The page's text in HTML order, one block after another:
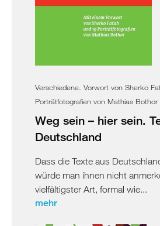
Verschiedene. Vorwort von Sherko
Porträtfotografien von Mathias Bothor
Weg sein – hier sein.
Deutschland
Dass die Texte aus
würde man ihnen nicht
vielfältigster Art, formal wie...
mehr